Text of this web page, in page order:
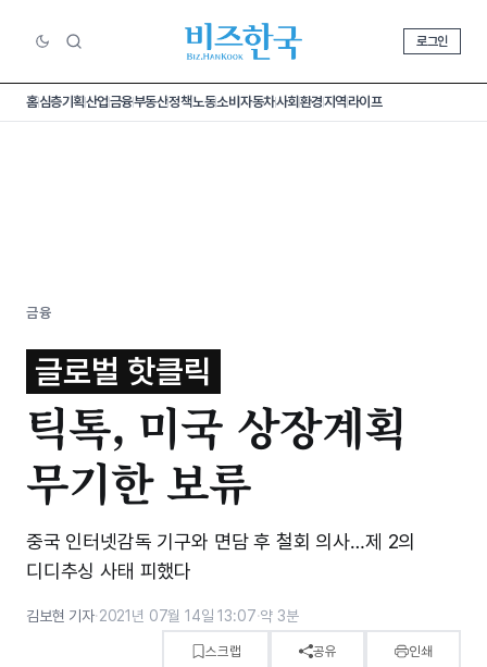
로그인
홈심층기획산업금융부동산정책노동소비 자동차사회환경지역라이프
금융
글로벌 핫클릭
틱톡, 미국 상장계획
무기한 보류
중국 인터넷감독 기구와 면담 후 철회 의사…제 2의
디디추싱 사태 피했다
김보현 기자·2021년 07월 14일 13:07·약 3분
스크랩 공유 인쇄